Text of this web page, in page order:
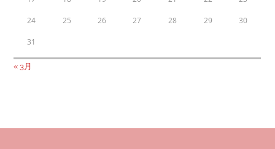
24 25 26 27 28 29 30
31
« 3月